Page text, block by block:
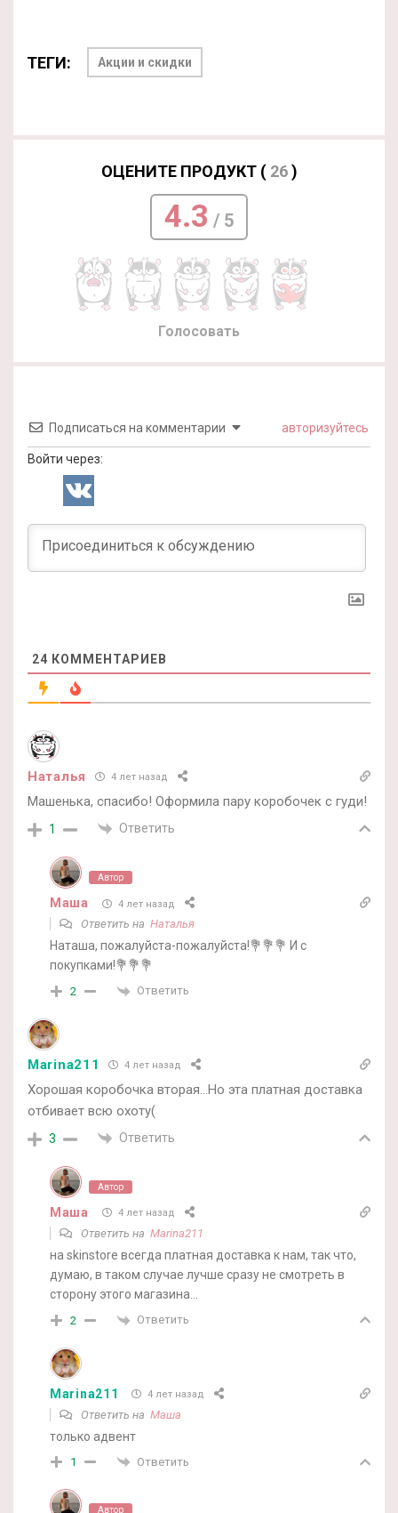
ТЕГИ: Акции и скидки
ОЦЕНИТЕ ПРОДУКТ ( 26)
4.3 / 5
Голосовать
Подписаться на комментарии авторизуйтесь
Войти через:
24 КОММЕНТАРИЕВ
Наталья 4 лет назад
Машенька, спасибо! Оформила пару коробочек с гуди!
1 Ответить
Автор
Маша 4 лет назад
Ответить на Наталья
Наташа, пожалуйста-пожалуйста!💐💐💐 И с
покупками!💐💐💐
2 Ответить
Marina211 4 лет назад
Хорошая коробочка вторая…Но эта платная доставка
отбивает всю охоту(
3 Ответить
Автор
Маша 4 лет назад
Ответить на Marina211
на skinstore всегда платная доставка к нам, так что,
думаю, в таком случае лучше сразу не смотреть в
сторону этого магазина…
2 Ответить
Marina211 4 лет назад
Ответить на Маша
только адвент
1 Ответить
Автор